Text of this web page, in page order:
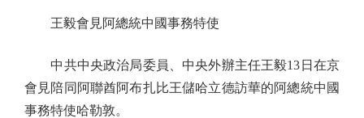
王毅會見阿總統中國事務特使
中共中央政治局委員、中央外辦主任王毅13日在京
會見陪同阿聯酋阿布扎比王儲哈立德訪華的阿總統中國
事務特使哈勒敦。